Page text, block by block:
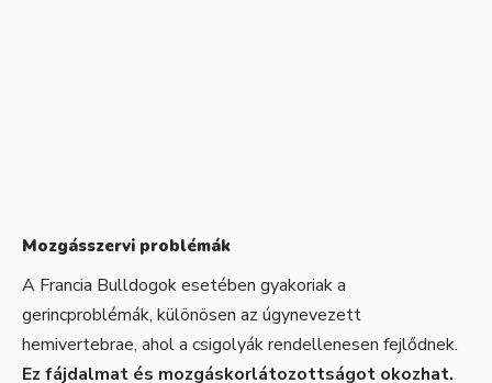
Mozgásszervi problémák
A Francia Bulldogok esetében gyakoriak a
gerincproblémák, különösen az úgynevezett
hemivertebrae, ahol a csigolyák rendellenesen fejlődnek.
Ez fájdalmat és mozgáskorlátozottságot okozhat.